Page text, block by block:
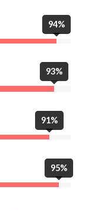
94%
93%
91%
95%